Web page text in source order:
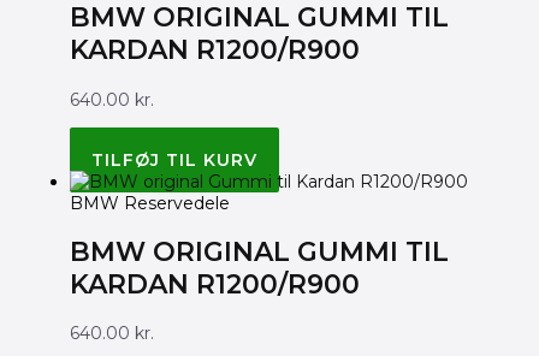
BMW ORIGINAL GUMMI TIL
KARDAN R1200/R900
640.00 kr.
BMW ORIGINAL 33177685599
TILFØJ TIL KURV
BMW Reservedele
BMW ORIGINAL GUMMI TIL
KARDAN R1200/R900
640.00 kr.